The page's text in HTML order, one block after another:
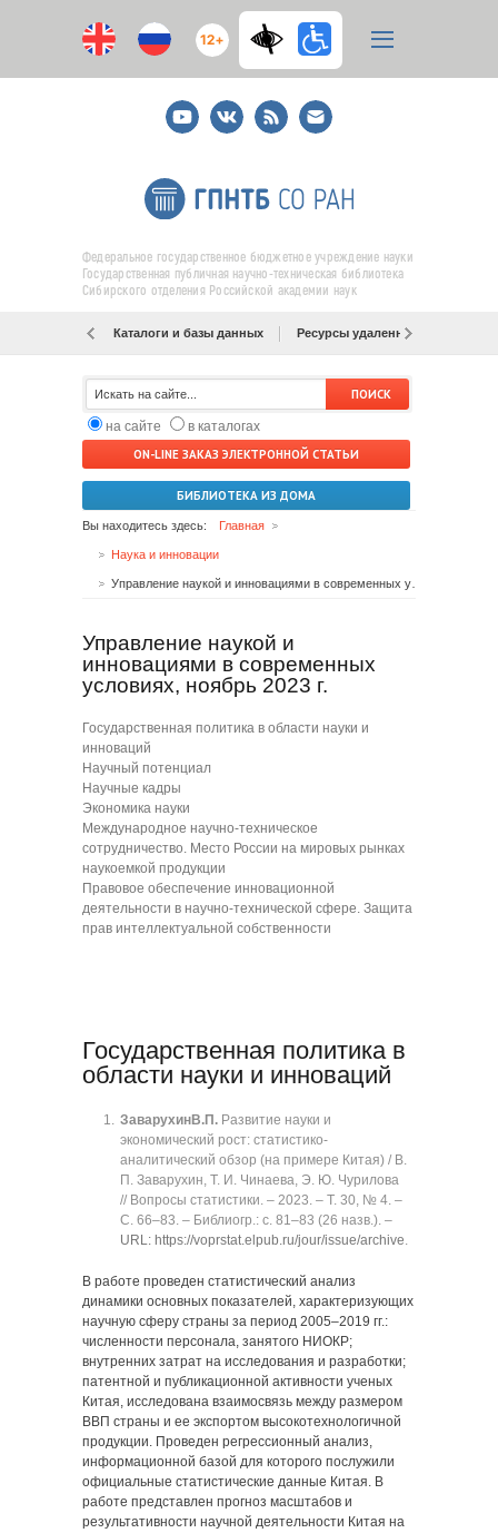
12+
YoutubeВКонтакте
RSS
E-
mail
подписка
Федеральное государственное бюджетное учреждение науки
Государственная публичная научно-техническая библиотека
Сибирского отделения Российской академии наук
Каталоги и базы данных Ресурсы удаленного доступа
на сайте
в каталогах
ON-LINE ЗАКАЗ ЭЛЕКТРОННОЙ СТАТЬИ
БИБЛИОТЕКА ИЗ ДОМА
Вы находитесь здесь: Главная
Наука и инновации
Управление наукой и
инновациями в современных
условиях, ноябрь 2023 г.
Государственная политика в области науки и
инноваций
Научный потенциал
Научные кадры
Экономика науки
Международное научно-техническое
сотрудничество. Место России на мировых рынках
наукоемкой продукции
Правовое обеспечение инновационной
деятельности в научно-технической сфере. Защита
прав интеллектуальной собственности
Государственная политика в
области науки и инноваций
ЗаварухинВ.П. Развитие науки и
экономический рост: статистико-
аналитический обзор (на примере Китая) / В.
П. Заварухин, Т. И. Чинаева, Э. Ю. Чурилова
// Вопросы статистики. ‒ 2023. ‒ Т. 30, № 4. ‒
C. 66‒83. ‒ Библиогр.: с. 81‒83 (26 назв.). ‒
URL: https://voprstat.elpub.ru/jour/issue/archive.
В работе проведен статистический анализ
динамики основных показателей, характеризующих
научную сферу страны за период 2005–2019 гг.:
численности персонала, занятого НИОКР;
внутренних затрат на исследования и разработки;
патентной и публикационной активности ученых
Китая, исследована взаимосвязь между размером
ВВП страны и ее экспортом высокотехнологичной
продукции. Проведен регрессионный анализ,
информационной базой для которого послужили
официальные статистические данные Китая. В
работе представлен прогноз масштабов и
результативности научной деятельности Китая на